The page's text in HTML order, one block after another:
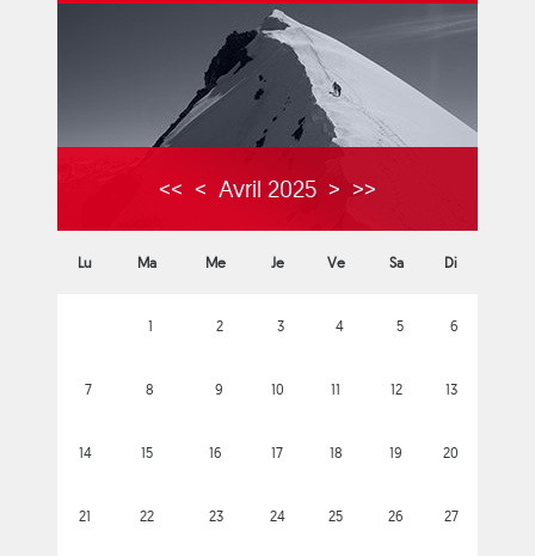
<< < Avril 2025 > >>
Lu Ma Me Je Ve Sa Di
1 2 3 4 5 6
7 8 9 10 11 12 13
14 15 16 17 18 19 20
21 22 23 24 25 26 27